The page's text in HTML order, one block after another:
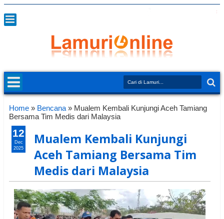
Home » Bencana » Mualem Kembali Kunjungi Aceh Tamiang
Bersama Tim Medis dari Malaysia
Mualem Kembali Kunjungi
Aceh Tamiang Bersama Tim
Medis dari Malaysia
12
Dec
2025